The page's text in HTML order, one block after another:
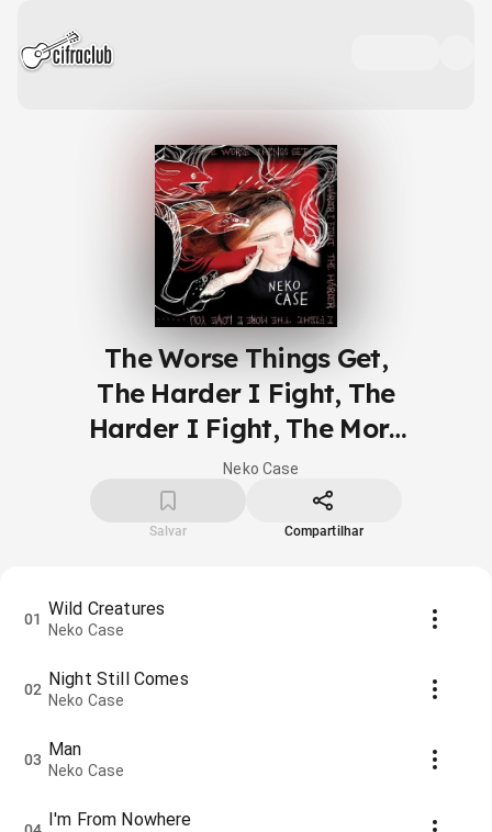
The Worse Things Get,
The Harder I Fight, The
Harder I Fight, The More
I Love You
Neko Case
Salvar Compartilhar
01 Wild Creatures
Neko Case
02 Night Still Comes
Neko Case
03 Man
Neko Case
I'm From Nowhere